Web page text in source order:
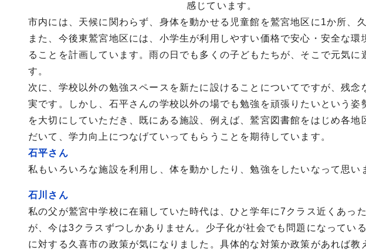
感じています。
市内には、天候に関わらず、身体を動かせる児童館を鷲宮地区に1か所、
また、今後東鷲宮地区には、小学生が利用しやすい価格で安心・安全な
ることを計画しています。雨の日でも多くの子どもたちが、そこで元気
す。
次に、学校以外の勉強スペースを新たに設けることについてですが、残
実です。しかし、石平さんの学校以外の場でも勉強を頑張りたいという
を大切にしていただき、既にある施設、例えば、鷲宮図書館をはじめ各
だいて、学力向上につなげていってもらうことを期待しています。
石平さん
私もいろいろな施設を利用し、体を動かしたり、勉強をしたいなって思い
石川さん
私の父が鷲宮中学校に在籍していた時代は、ひと学年に7クラス近くあっ
が、今は3クラスずつしかありません。少子化が社会でも問題になってい
に対する久喜市の政策が気になりました。具体的な対策か政策があれば教